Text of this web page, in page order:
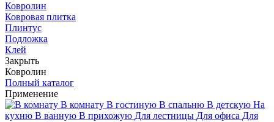
Ковролин
Ковровая плитка
Плинтус
Подложка
Клей
Закрыть
Ковролин
Полный каталог
Применение
В комнату В гостиную В спальню В детскую На
кухню В ванную В прихожую Для лестницы Для офиса Для